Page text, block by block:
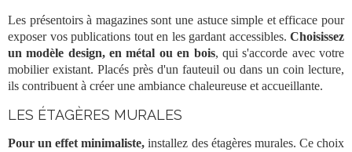
Les présentoirsà magazines sont une astuce simple et efficace pour
exposer vos publications tout en les gardant accessibles. Choisissez
un modèle design, en métal ou en bois, qui s'accorde avec votre
mobilier existant. Placés près d'un fauteuil ou dans un coin lecture,
ils contribuent à créer une ambiance chaleureuse et accueillante.
LES ÉTAGÈRES MURALES
Pour un effet minimaliste, installez des étagères murales. Ce choix